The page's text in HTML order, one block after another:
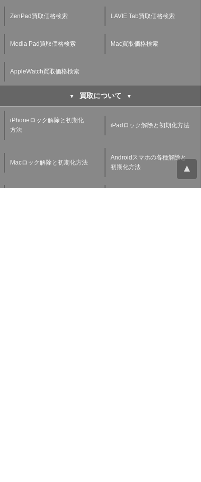
ZenPad買取価格検索 LAVIE Tab買取価格検索
Media Pad買取価格検索 Mac買取価格検索
AppleWatch買取価格検索
買取について
iPhoneロック解除と初期化
方法
iPadロック解除と初期化方法
Macロック解除と初期化方法
Androidスマホの各種解除と
初期化方法